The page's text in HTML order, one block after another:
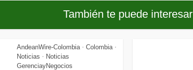
También te puede interesar
AndeanWire-Colombia • Colombia •
Noticias • Noticias
GerenciayNegocios